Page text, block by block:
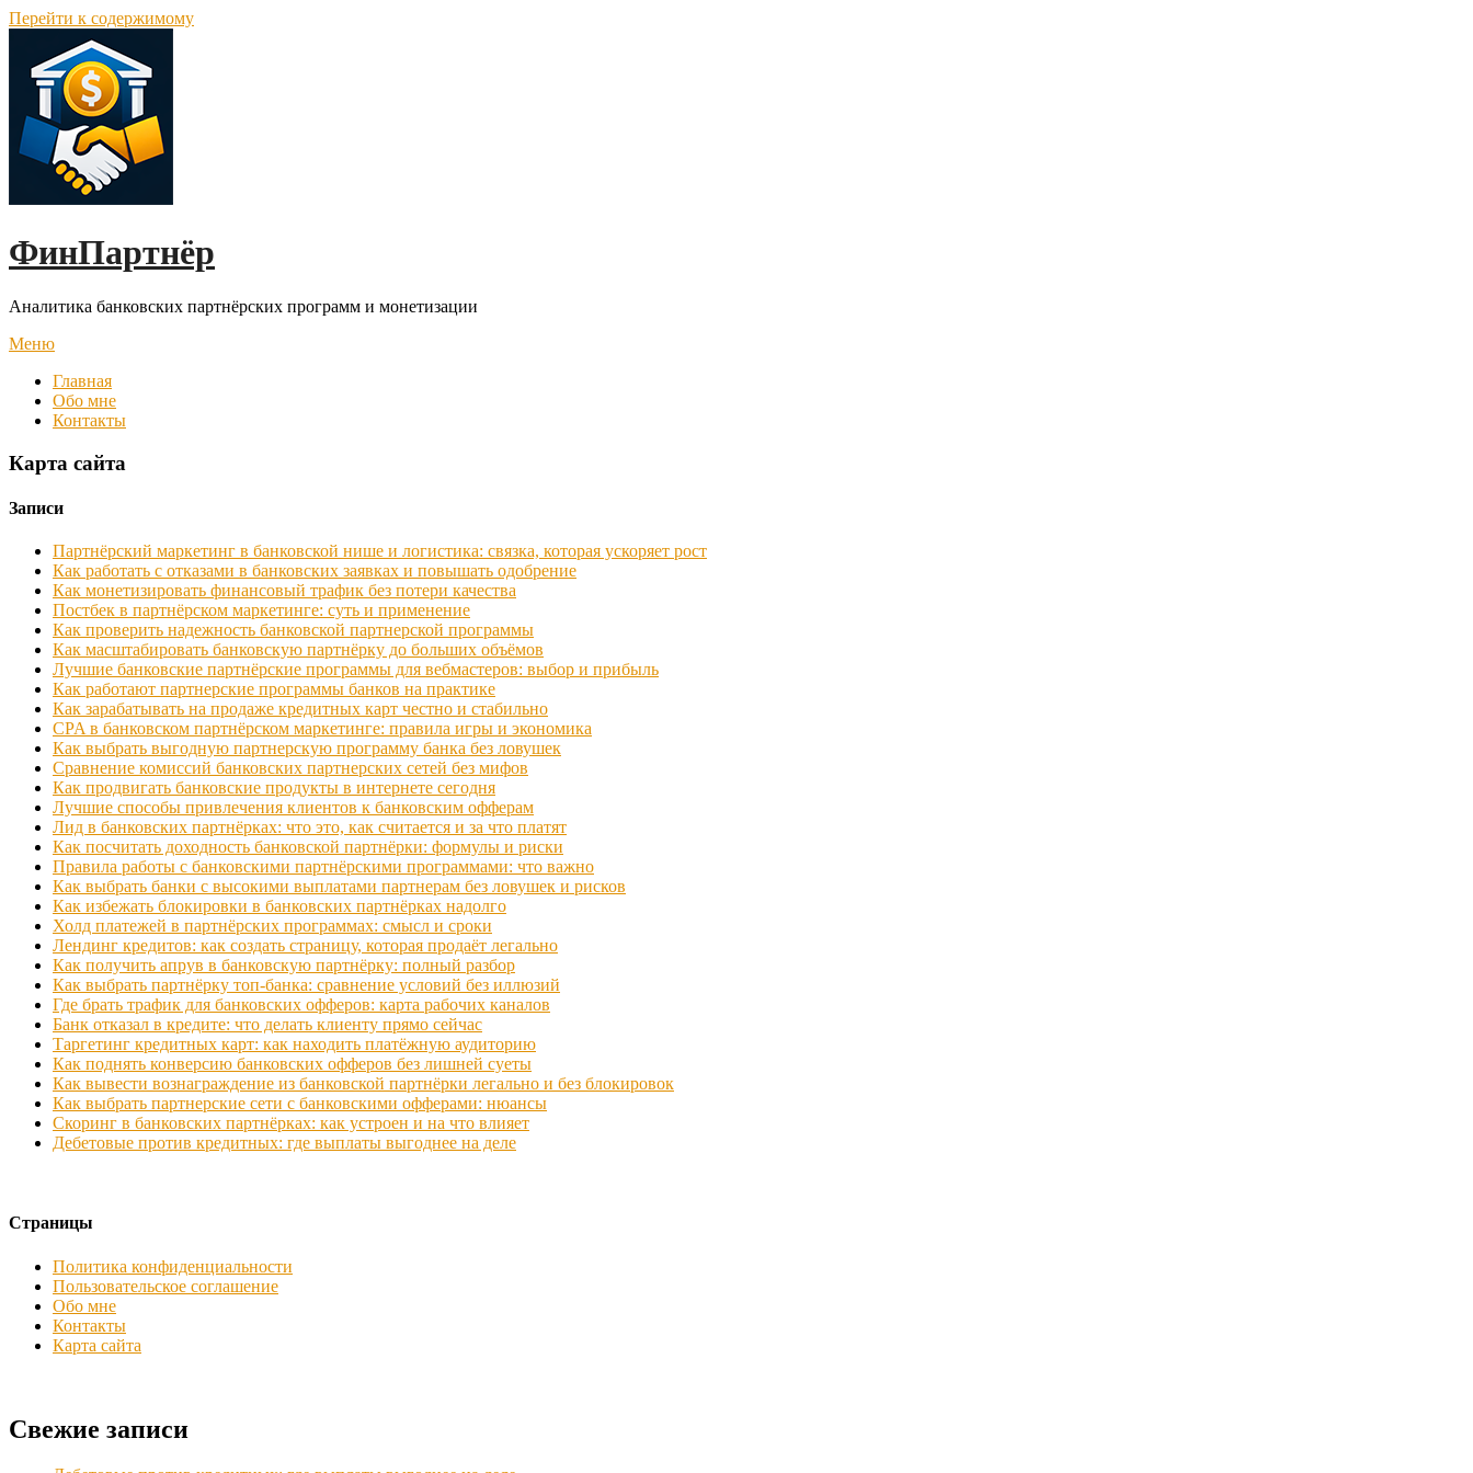
Перейти к содержимому
ФинПартнёр
Аналитика банковских партнёрских программ и монетизации
Меню
Главная
Обо мне
Контакты
Карта сайта
Записи
Партнёрский маркетинг в банковской нише и логистика: связка, которая ускоряет рост
Как работать с отказами в банковских заявках и повышать одобрение
Как монетизировать финансовый трафик без потери качества
Постбек в партнёрском маркетинге: суть и применение
Как проверить надежность банковской партнерской программы
Как масштабировать банковскую партнёрку до больших объёмов
Лучшие банковские партнёрские программы для вебмастеров: выбор и прибыль
Как работают партнерские программы банков на практике
Как зарабатывать на продаже кредитных карт честно и стабильно
CPA в банковском партнёрском маркетинге: правила игры и экономика
Как выбрать выгодную партнерскую программу банка без ловушек
Сравнение комиссий банковских партнерских сетей без мифов
Как продвигать банковские продукты в интернете сегодня
Лучшие способы привлечения клиентов к банковским офферам
Лид в банковских партнёрках: что это, как считается и за что платят
Как посчитать доходность банковской партнёрки: формулы и риски
Правила работы с банковскими партнёрскими программами: что важно
Как выбрать банки с высокими выплатами партнерам без ловушек и рисков
Как избежать блокировки в банковских партнёрках надолго
Холд платежей в партнёрских программах: смысл и сроки
Лендинг кредитов: как создать страницу, которая продаёт легально
Как получить апрув в банковскую партнёрку: полный разбор
Как выбрать партнёрку топ‑банка: сравнение условий без иллюзий
Где брать трафик для банковских офферов: карта рабочих каналов
Банк отказал в кредите: что делать клиенту прямо сейчас
Таргетинг кредитных карт: как находить платёжную аудиторию
Как поднять конверсию банковских офферов без лишней суеты
Как вывести вознаграждение из банковской партнёрки легально и без блокировок
Как выбрать партнерские сети с банковскими офферами: нюансы
Скоринг в банковских партнёрках: как устроен и на что влияет
Дебетовые против кредитных: где выплаты выгоднее на деле
Страницы
Политика конфиденциальности
Пользовательское соглашение
Обо мне
Контакты
Карта сайта
Свежие записи